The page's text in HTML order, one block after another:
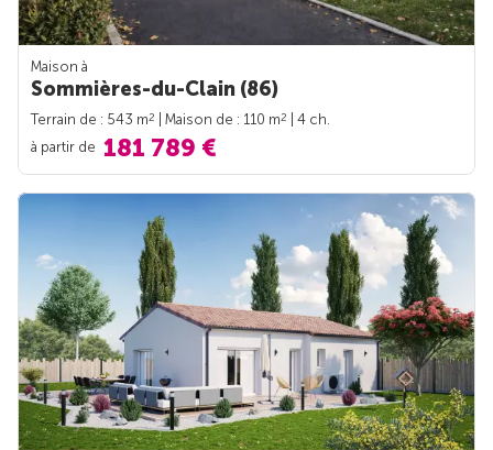
Maison à
Sommières-du-Clain (86)
Terrain de : 543 m2 | Maison de : 110 m2
| 4 ch.
à partir de 181 789 €